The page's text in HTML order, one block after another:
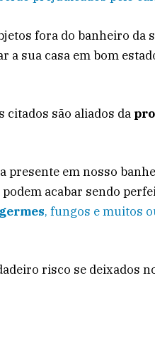
fora do banheiro da
a sua casa em bom
citados são aliados da
presente em nosso
acabar sendo
germes, fungos e muitos
risco se deixados